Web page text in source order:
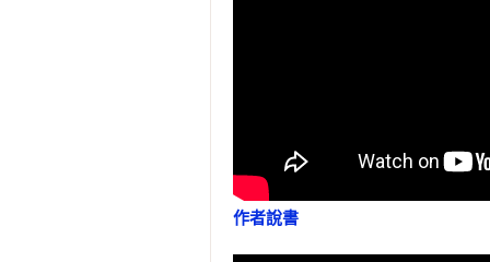
預約2018 ►《骸骨季節》系列◄
【各界熱情盛讚】
作者說書